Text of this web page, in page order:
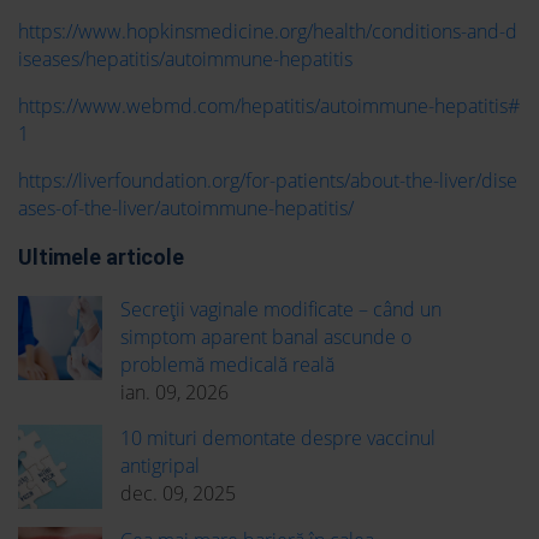
https://www.hopkinsmedicine.org/health/conditions-and-d
iseases/hepatitis/autoimmune-hepatitis
https://www.webmd.com/hepatitis/autoimmune-hepatitis#
1
https://liverfoundation.org/for-patients/about-the-liver/dise
ases-of-the-liver/autoimmune-hepatitis/
Ultimele articole
Secreții vaginale modificate – când un
simptom aparent banal ascunde o
problemă medicală reală
ian. 09, 2026
10 mituri demontate despre vaccinul
antigripal
dec. 09, 2025